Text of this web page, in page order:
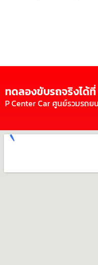
ทดลองขับรถจริงได้
P Center Car ศูนย์รวมร